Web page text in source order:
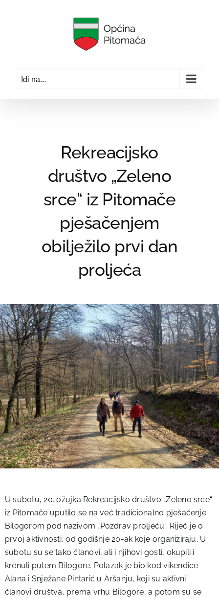
Idi na...
Rekreacijsko
društvo „Zeleno
srce“ iz Pitomače
pješačenjem
obilježilo prvi dan
proljeća
U subotu, 20. ožujka Rekreacijsko društvo „Zeleno srce“
iz Pitomače uputilo se na već tradicionalno pješačenje
Bilogorom pod nazivom „Pozdrav proljeću“. Riječ je o
prvoj aktivnosti, od godišnje 20-ak koje organiziraju. U
subotu su se tako članovi, ali i njihovi gosti, okupili i
krenuli putem Bilogore. Polazak je bio kod vikendice
Alana i Snježane Pintarić u Aršanju, koji su aktivni
članovi društva, prema vrhu Bilogore, a potom su se